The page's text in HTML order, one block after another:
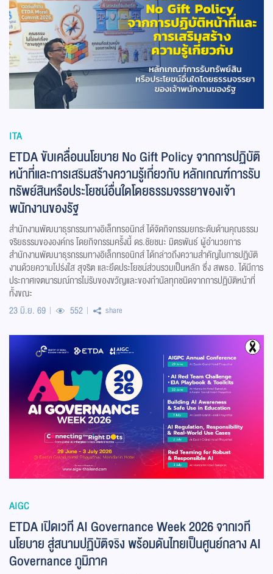
ITA
ETDA ขับเคลื่อนนโยบาย No Gift Policy จากการปฏิบัติ
หน้าที่และการเสริมสร้างความรู้เกี่ยวกับ หลักเกณฑ์การรับ
ทรัพย์สินหรือประโยชน์อื่นใดโดยธรรมจรรยาของเจ้า
พนักงานของรัฐ
สำนักงานพัฒนาธุรกรรมทางอิเล็กทรอนิกส์ ได้จัดกิจกรรมยกระดับด้านคุณธรรม
จริยธรรมขององค์กร โดยกิจกรรมครั้งนี้ ดร.ชัยชนะ มิตรพันธ์ ผู้อำนวยการ
สำนักงานพัฒนาธุรกรรมทางอิเล็กทรอนิกส์ ได้กล่าวถึงความสำคัญในการปฏิบัติ
งานด้วยความโปร่งใส สุจริต และยึดประโยชน์ส่วนรวมเป็นหลัก ซึ่ง สพธอ. ได้มีการ
ประกาศเจตนารมณ์การไม่รับของขวัญและของกำนัลทุกชนิดจากการปฏิบัติหน้าที่
ทั้งขณะ
23 มิ.ย. 69
552 share
AIGC
ETDA เปิดเวที AI Governance Week 2026 จากเวที
นโยบาย สู่สนามปฏิบัติจริง พร้อมดันไทยเป็นศูนย์กลาง AI
Governance ภูมิภาค